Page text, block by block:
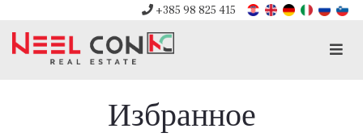
+385 98 825 415
Избранное